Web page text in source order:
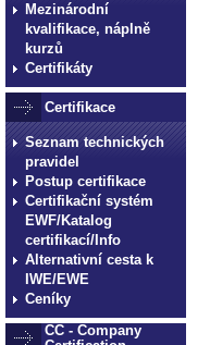
Mezinárodní
kvalifikace, náplně
kurzů
Certifikáty
Certifikace
Seznam technických
pravidel
Postup certifikace
Certifikační systém
EWF/Katalog
certifikací/Info
Alternativní cesta k
IWE/EWE
Ceníky
CC - Company